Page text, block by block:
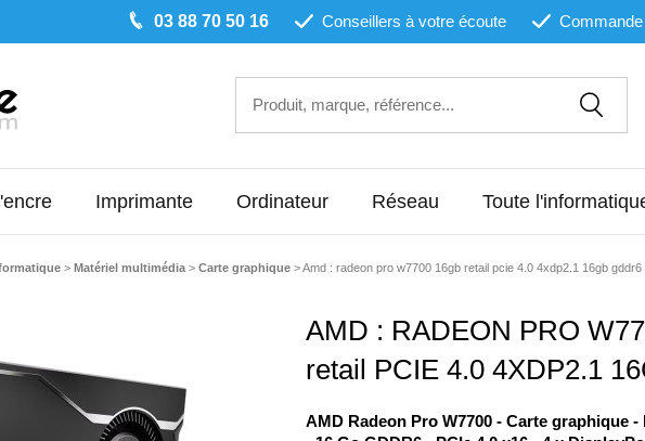
03 88 70 50 16 Conseillers à votre écoute
Imprimante Ordinateur Réseau Toute
> Matériel multimédia > Carte graphique>Amd : radeon pro w7700 16gb retail pcie 4.0 4xdp2.1 16gb gddr6
AMD : RADEON PRO
retail PCIE 4.0 4XDP2.1
AMD Radeon Pro W7700 - Carte graphique -